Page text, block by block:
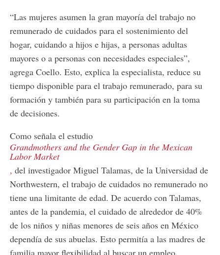
“Las mujeres asumen la gran mayoría del trabajo no
remunerado de cuidados para el sostenimiento del
hogar, cuidando a hijos e hijas, a personas adultas
mayores o a personas con necesidades especiales”,
agrega Coello. Esto, explica la especialista, reduce su
tiempo disponible para el trabajo remunerado, para su
formación y también para su participación en la toma
de decisiones.
Como señala el estudio
Grandmothers and the Gender Gap in the Mexican
Labor Market
, del investigador Miguel Talamas, de la Universidad de
Northwestern, el trabajo de cuidados no remunerado no
tiene una limitante de edad. De acuerdo con Talamas,
antes de la pandemia, el cuidado de alrededor de 40%
de los niños y niñas menores de seis años en México
dependía de sus abuelas. Esto permitía a las madres de
familia mayor flexibilidad al buscar un empleo.